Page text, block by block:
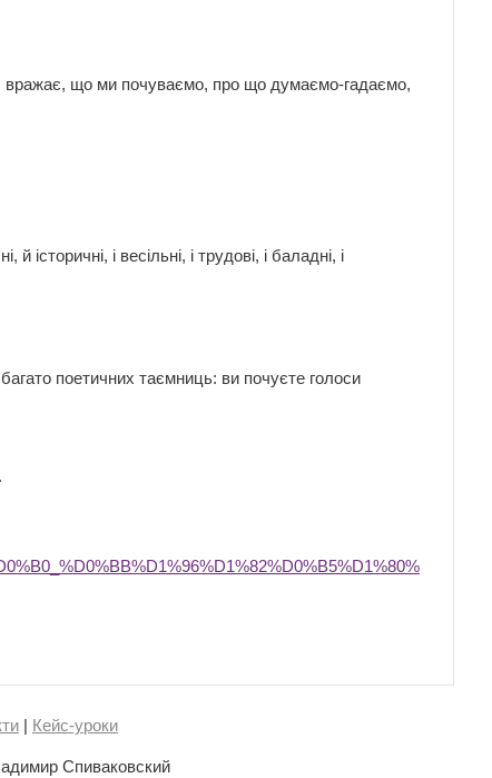
вражає, що ми почуваємо, про що думаємо-гадаємо,
історичні, і весільні, і трудові, і баладні, і
поетичних таємниць: ви почуєте голоси
| Кейс-уроки
Спиваковский